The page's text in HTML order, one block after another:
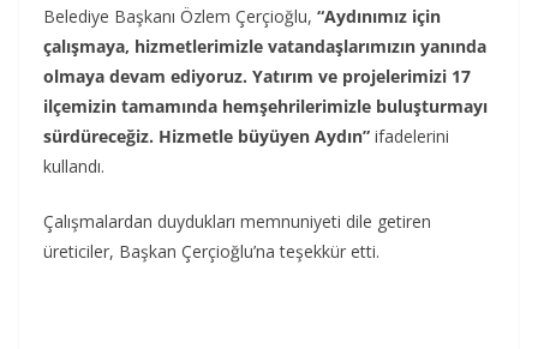
Belediye Başkanı Özlem Çerçioğlu, “Aydınımız için
çalışmaya, hizmetlerimizle vatandaşlarımızın yanında
olmaya devam ediyoruz. Yatırım ve projelerimizi 17
ilçemizin tamamında hemşehrilerimizle buluşturmayı
sürdüreceğiz. Hizmetle büyüyen Aydın” ifadelerini
kullandı.
Çalışmalardan duydukları memnuniyeti dile getiren
üreticiler, Başkan Çerçioğlu’na teşekkür etti.